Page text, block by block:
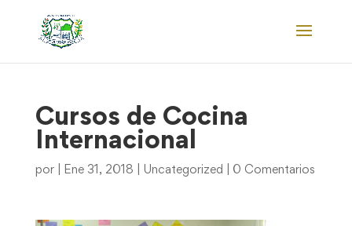
Cursos de Cocina
Internacional
por Ene 31, 2018 Uncategorized 0 Comentarios